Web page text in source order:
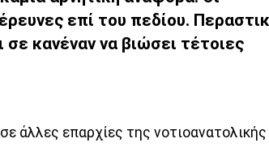
επί του πεδίου.
κανέναν να βιώσει τέτοιες
άλλες επαρχίες της νοτιοανατολικής